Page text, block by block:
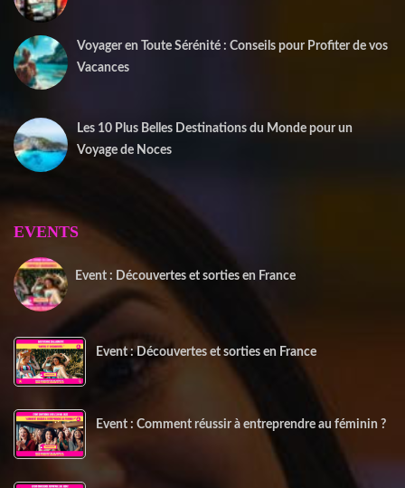
Voyager en Toute Sérénité : Conseils pour Profiter de vos
Vacances
Les 10 Plus Belles Destinations du Monde pour un
Voyage de Noces
EVENTS
Event : Découvertes et sorties en France
Event : Découvertes et sorties en France
Event : Comment réussir à entreprendre au féminin ?